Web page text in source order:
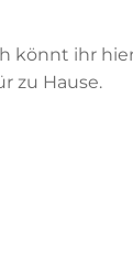
könnt ihr
zu Hause.